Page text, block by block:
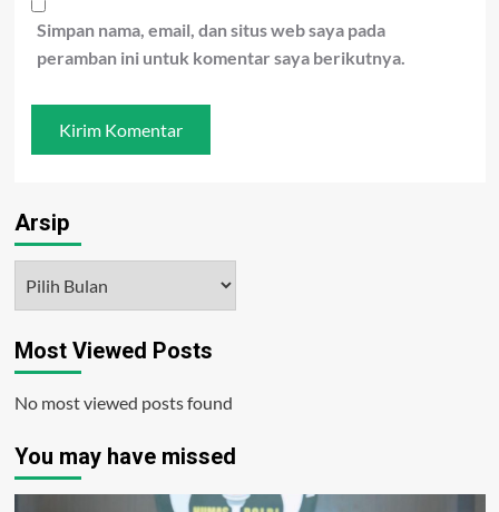
Simpan nama, email, dan situs web saya pada
peramban ini untuk komentar saya berikutnya.
Arsip
Most Viewed Posts
No most viewed posts found
You may have missed